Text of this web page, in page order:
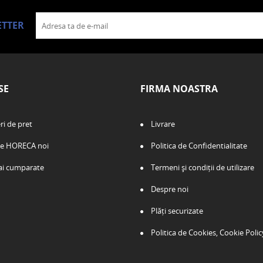
de pret
HORECA noi
cumparate
FIRMA NOASTRA
Livrare
Politica de Confidentialitate
Termeni și condiții de utilizare
Despre noi
Plăți securizate
Politica de Cookies, Cookie